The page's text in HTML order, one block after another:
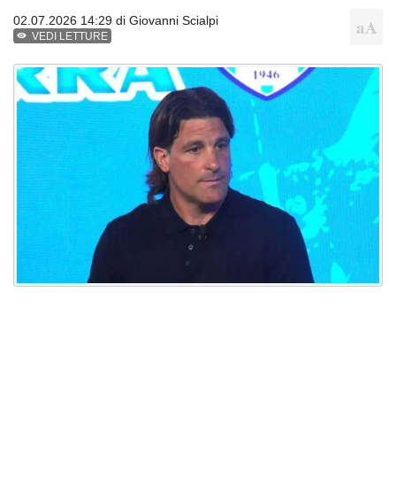
02.07.2026 14:29 di Giovanni Scialpi
VEDI LETTURE